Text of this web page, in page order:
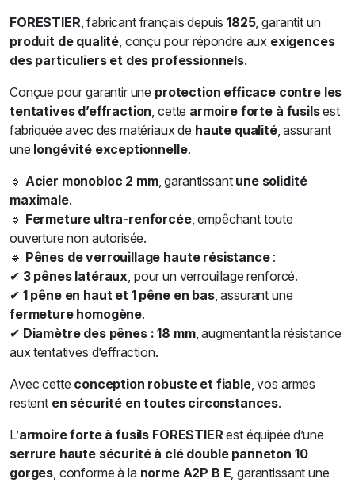
FORESTIER, fabricant français depuis1825, garantit un
produit de qualité, conçu pour répondre aux exigences
des particuliers et des professionnels.
Conçue pour garantir une protection efficace contre les
tentatives d’effraction, cette armoire forte à fusilsest
fabriquée avec des matériaux de haute qualité, assurant
une longévité exceptionnelle.
🔹 Acier monobloc 2 mm, garantissant une solidité
maximale.
🔹 Fermeture ultra-renforcée, empêchant toute
ouverture non autorisée.
🔹 Pênes de verrouillage haute résistance:
✔ 3 pênes latéraux, pour un verrouillage renforcé.
✔ 1 pêne en haut et 1 pêne en bas, assurant une
fermeture homogène.
✔ Diamètre des pênes : 18 mm, augmentant la résistance
aux tentatives d’effraction.
Avec cette conception robuste et fiable, vos armes
restent en sécurité en toutes circonstances.
L’armoire forte à fusils FORESTIERest équipée d’une
serrure haute sécurité à clé double panneton 10
gorges, conforme à la norme A2P B E, garantissant une